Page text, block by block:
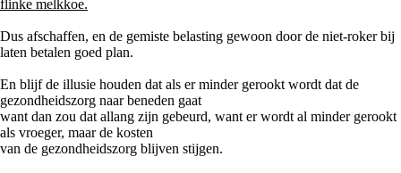
flinke melkkoe.
Dus afschaffen, en de gemiste belasting gewoon door de niet-roker bij
laten betalen goed plan.
En blijf de illusie houden dat als er minder gerookt wordt dat de
gezondheidszorg naar beneden gaat
want dan zou dat allang zijn gebeurd, want er wordt al minder gerookt
als vroeger, maar de kosten
van de gezondheidszorg blijven stijgen.